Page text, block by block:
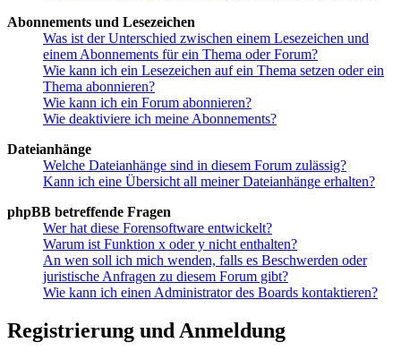
Abonnements und Lesezeichen
Was ist der Unterschied zwischen einem Lesezeichen und
einem Abonnements für ein Thema oder Forum?
Wie kann ich ein Lesezeichen auf ein Thema setzen oder ein
Thema abonnieren?
Wie kann ich ein Forum abonnieren?
Wie deaktiviere ich meine Abonnements?
Dateianhänge
Welche Dateianhänge sind in diesem Forum zulässig?
Kann ich eine Übersicht all meiner Dateianhänge erhalten?
phpBB betreffende Fragen
Wer hat diese Forensoftware entwickelt?
Warum ist Funktion x oder y nicht enthalten?
An wen soll ich mich wenden, falls es Beschwerden oder
juristische Anfragen zu diesem Forum gibt?
Wie kann ich einen Administrator des Boards kontaktieren?
Registrierung und Anmeldung